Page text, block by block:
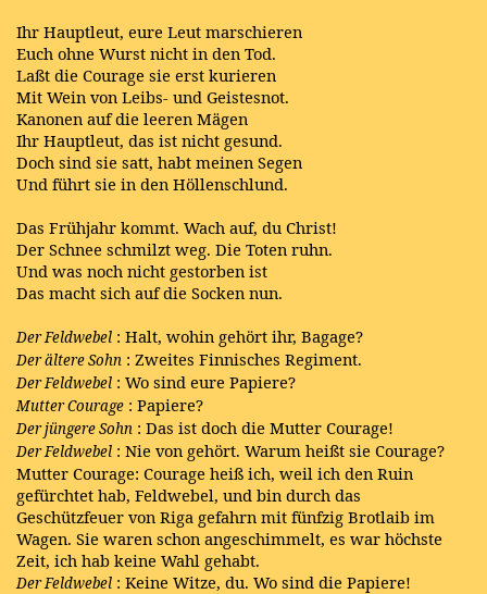
Ihr Hauptleut, eure Leut marschieren
Euch ohne Wurst nicht in den Tod.
Laßt die Courage sie erst kurieren
Mit Wein von Leibs- und Geistesnot.
Kanonen auf die leeren Mägen
Ihr Hauptleut, das ist nicht gesund.
Doch sind sie satt, habt meinen Segen
Und führt sie in den Höllenschlund.
Das Frühjahr kommt. Wach auf, du Christ!
Der Schnee schmilzt weg. Die Toten ruhn.
Und was noch nicht gestorben ist
Das macht sich auf die Socken nun.
Der Feldwebel : Halt, wohin gehört ihr, Bagage?
Der ältere Sohn : Zweites Finnisches Regiment.
Der Feldwebel : Wo sind eure Papiere?
Mutter Courage : Papiere?
Der jüngere Sohn : Das ist doch die Mutter Courage!
Der Feldwebel : Nie von gehört. Warum heißt sie Courage?
Mutter Courage: Courage heiß ich, weil ich den Ruin
gefürchtet hab, Feldwebel, und bin durch das
Geschützfeuer von Riga gefahrn mit fünfzig Brotlaib im
Wagen. Sie waren schon angeschimmelt, es war höchste
Zeit, ich hab keine Wahl gehabt.
Der Feldwebel : Keine Witze, du. Wo sind die Papiere!